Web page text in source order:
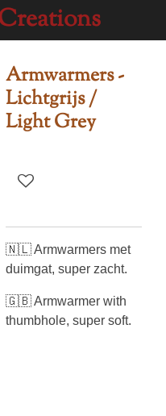
Armwarmers -
Lichtgrijs /
Light Grey
🇳🇱 Armwarmers met
duimgat, super zacht.
🇬🇧 Armwarmer with
thumbhole, super soft.